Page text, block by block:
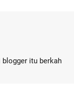
blogger itu berkah